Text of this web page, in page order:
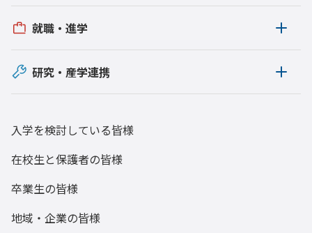
学生寮
後援会
寄附のご報告
囲碁・将棋部
就職・進学
研究・産学連携
入学を検討している皆様
在校生と保護者の皆様
卒業生の皆様
地域・企業の皆様